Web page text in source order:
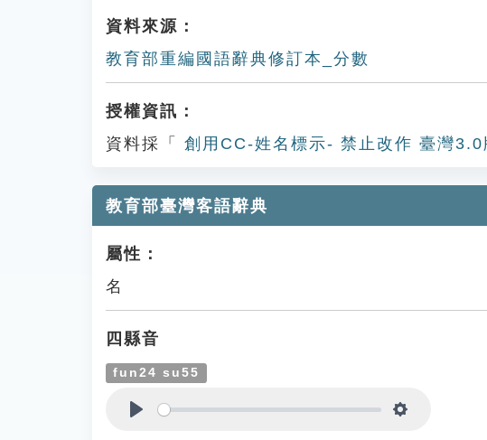
資料來源：
教育部重編國語辭典修訂本_分數
授權資訊：
資料採「
創用CC-姓名標示- 禁止改作 臺灣3.0
教育部臺灣客語辭典
屬性：
名
四縣音
fun24 su55